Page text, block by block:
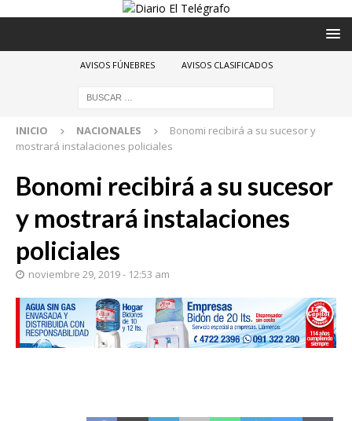
AVISOS FÚNEBRES AVISOS CLASIFICADOS
INICIO NACIONALES
Bonomi recibirá a su sucesor y
mostrará instalaciones policiales
Bonomi recibirá a su sucesor
y mostrará instalaciones
policiales
noviembre 29, 2019 - 12:53 am